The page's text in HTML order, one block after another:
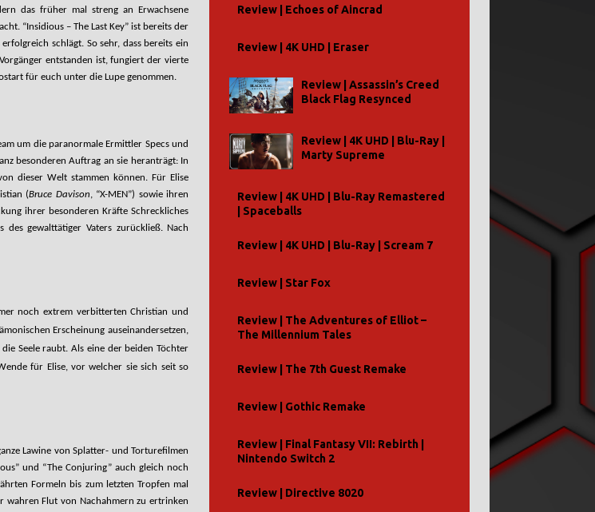
das früher mal streng an Erwachsene
“Insidious – The Last Key” ist bereits der
schlägt. So sehr, dass bereits ein
entstanden ist, fungiert der vierte
für euch unter die Lupe genommen.
um die paranormale Ermittler Specs und
besonderen Auftrag an sie heranträgt: In
dieser Welt stammen können. Für Elise
(Bruce Davison, “X-MEN”) sowie ihren
ihrer besonderen Kräfte Schreckliches
gewalttätiger Vaters zurückließ. Nach
noch extrem verbitterten Christian und
Erscheinung auseinandersetzen,
Seele raubt. Als eine der beiden Töchter
für Elise, vor welcher sie sich seit so
Lawine von Splatter- und Torturefilmen
und “The Conjuring” auch gleich noch
Formeln bis zum letzten Tropfen mal
wahren Flut von Nachahmern zu ertrinken
Review | Echoes of Aincrad
Review | 4K UHD | Eraser
Review | Assassin’s Creed
Black Flag Resynced
Review | 4K UHD | Blu-Ray |
Marty Supreme
Review | 4K UHD | Blu-Ray Remastered
| Spaceballs
Review | 4K UHD | Blu-Ray | Scream 7
Review | Star Fox
Review | The Adventures of Elliot –
The Millennium Tales
Review | The 7th Guest Remake
Review | Gothic Remake
Review | Final Fantasy VII: Rebirth |
Nintendo Switch 2
Review | Directive 8020